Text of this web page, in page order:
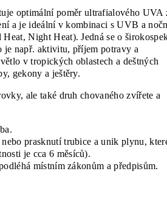
optimální poměr ultrafialového UVA
a je ideální v kombinaci s UVB a
Night Heat). Jedná se o
např. aktivitu, příjem potravy a
v tropických oblastech a deštných
gekony a ještěry.
ale také druh chovaného zvířete a
prasknutí trubice a unik plynu,
je cca 6 měsíců).
místním zákonům a předpisům.